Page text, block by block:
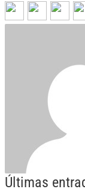
Últimas